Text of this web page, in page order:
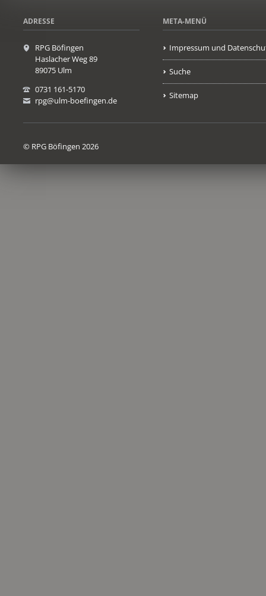
ADRESSE
RPG Böfingen
Haslacher Weg 89
89075 Ulm
0731 161-5170
rpg@ulm-boefingen.de
META-MENÜ
Impressum und
Suche
Sitemap
© RPG Böfingen 2026